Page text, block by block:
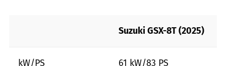
Suzuki GSX-8T (2025)
kW/PS 61 kW/83 PS